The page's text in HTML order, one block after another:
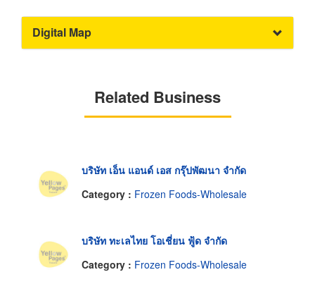
Digital Map
Related Business
บริษัท เอ็น แอนด์ เอส กรุ๊ปพัฒนา จำกัด
Category : Frozen Foods-Wholesale
บริษัท ทะเลไทย โอเชี่ยน ฟู้ด จำกัด
Category : Frozen Foods-Wholesale